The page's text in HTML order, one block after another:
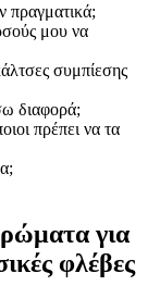
πραγματικά;
μου να
συμπίεσης
διαφορά;
πρέπει να τα
για
φλέβες